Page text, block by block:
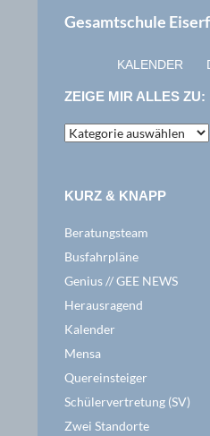
Gesamtschule
KALENDER
ZEIGE MIR ALLES ZU:
zeige
zu:
KURZ & KNAPP
Beratungsteam
Busfahrpläne
Genius // GEE NEWS
Herausragend
Kalender
Mensa
Quereinsteiger
Schülervertretung (SV)
Zwei Standorte